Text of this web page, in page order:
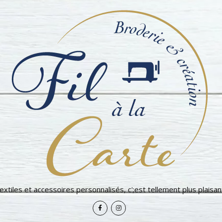
et accessoires personnalisés, c';est tellement plus